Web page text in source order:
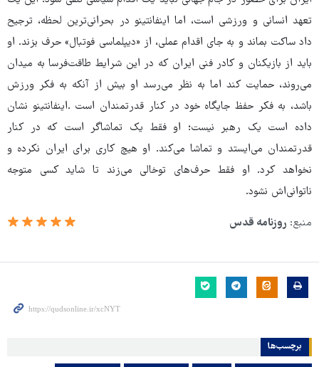
تعهد انسانی و ورزشی است، اما اینفانتینو در بحرانی‌ترین لحظه، ترجیح
داد ساکت بماند و به جای اقدام عملی، از «دیپلماسی فوتبال» حرف بزند. او
باید از بازیکنان و کادر فنی ایران که در این شرایط طاقت‌فرسا به میدان
می‌روند، حمایت کند اما به نظر می‌رسد او بیش از آنکه به فکر ورزش
باشد، به فکر حفظ جایگاه خود در کنار قدرتمندان است .اینفانتینو نشان
داده است یک رهبر نیست؛ او فقط یک تماشاگر است که در کنار
قدرتمندان می‌ایستد و تماشا می‌کند. او هیچ کاری برای ایران نکرده و
نخواهد کرد. او فقط حرف‌های توخالی می‌زند تا شاید کسی متوجه
ناتوانی‌اش نشود.
منبع: روزنامه قدس
برچسب‌ها